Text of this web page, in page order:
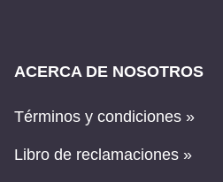
ACERCA DE NOSOTROS
Términos y condiciones »
Libro de reclamaciones »